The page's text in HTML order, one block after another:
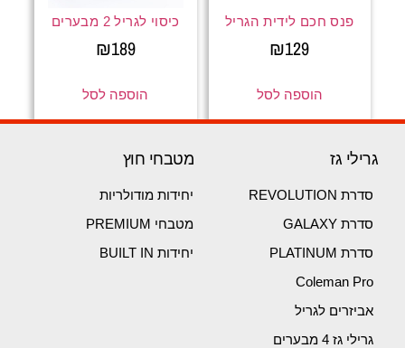
פנס חכם לידית הגריל
₪129
הוספה לסל
כיסוי לגריל 2 מבערים
₪189
הוספה לסל
גרילי גז
סדרת REVOLUTION
סדרת GALAXY
סדרת PLATINUM
Coleman Pro
אביזרים לגריל
גרילי גז 4 מבערים
מטבחי חוץ
יחידות מודולריות
מטבחי PREMIUM
יחידות BUILT IN